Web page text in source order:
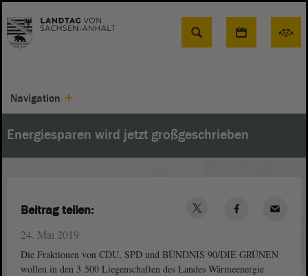
Suche
Navigation
Energiesparen wird jetzt großgeschrieben
24. Mai 2019
Die Fraktionen von CDU, SPD und BÜNDNIS 90/DIE GRÜNEN
wollen in den 3 500 Liegenschaften des Landes Wärmeenergie
Beitrag teilen: